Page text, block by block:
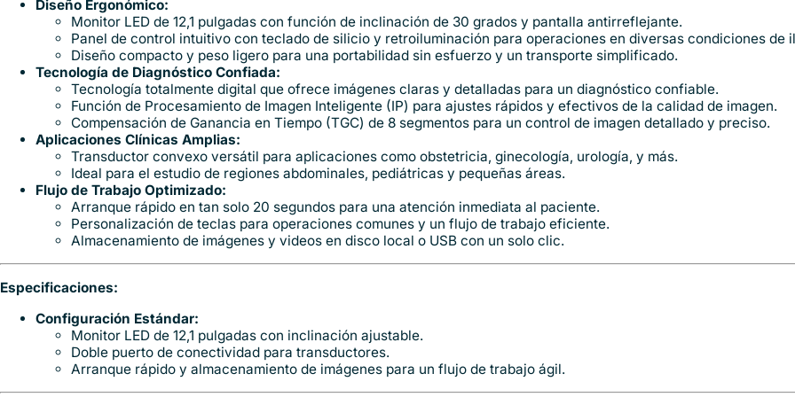
Diseño Ergonómico:
Monitor LED de 12,1 pulgadas con función de inclinación de 30 grados y pantalla antirreflejante.
Panel de control intuitivo con teclado de silicio y retroiluminación para operaciones en diversas condiciones de
Diseño compacto y peso ligero para una portabilidad sin esfuerzo y un transporte simplificado.
Tecnología de Diagnóstico Confiada:
Tecnología totalmente digital que ofrece imágenes claras y detalladas para un diagnóstico confiable.
Función de Procesamiento de Imagen Inteligente (IP) para ajustes rápidos y efectivos de la calidad de imagen.
Compensación de Ganancia en Tiempo (TGC) de 8 segmentos para un control de imagen detallado y preciso.
Aplicaciones Clínicas Amplias:
Transductor convexo versátil para aplicaciones como obstetricia, ginecología, urología, y más.
Ideal para el estudio de regiones abdominales, pediátricas y pequeñas áreas.
Flujo de Trabajo Optimizado:
Arranque rápido en tan solo 20 segundos para una atención inmediata al paciente.
Personalización de teclas para operaciones comunes y un flujo de trabajo eficiente.
Almacenamiento de imágenes y videos en disco local o USB con un solo clic.
Especificaciones:
Configuración Estándar:
Monitor LED de 12,1 pulgadas con inclinación ajustable.
Doble puerto de conectividad para transductores.
Arranque rápido y almacenamiento de imágenes para un flujo de trabajo ágil.